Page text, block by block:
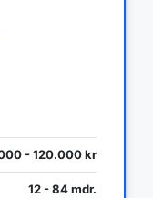
- 120.000 kr
12 - 84 mdr.